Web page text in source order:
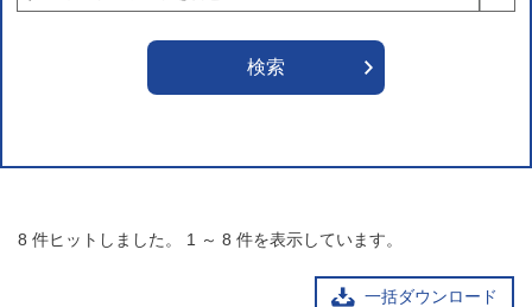
8 件ヒットしました。 1 ～ 8 件を表示しています。
一括ダウンロード